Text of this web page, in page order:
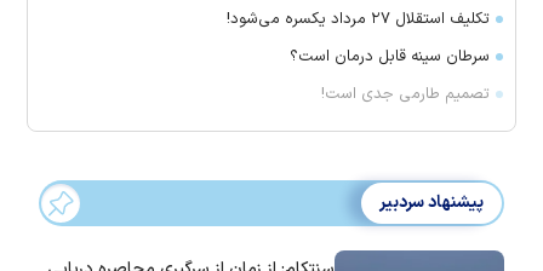
تکلیف استقلال ۲۷ مرداد یکسره می‌شود!
سرطان سینه قابل درمان است؟
تصمیم طارمی جدی است!
پیشنهاد سردبیر